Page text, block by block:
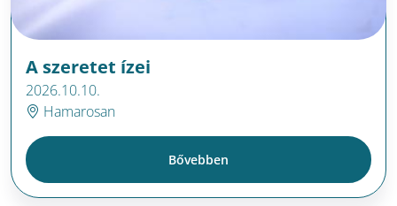
A szeretet ízei
2026.10.10.
Hamarosan
Bővebben